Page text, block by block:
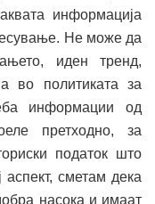
информација
Не може да
иден тренд,
во политиката за
информации од
претходно, за
податок што
сметам дека
насока и имаат